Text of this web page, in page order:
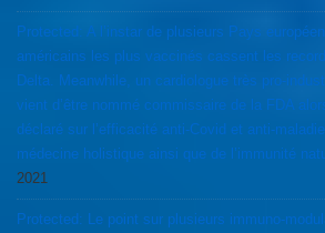
Protected: A l’instar de plusieurs Pays
américains les plus vaccinés cassent les
Delta. Meanwhile, un cardiologue très pro-
vient d’être nommé commissaire de la FDA
déclaré sur l’efficacité anti-Covid et anti-
médecine holistique ainsi que de l’immunité
2021
Protected: Le point sur plusieurs immuno-modulateurs naturels et leur